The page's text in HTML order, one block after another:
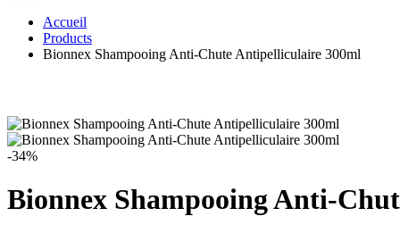
Accueil
Products
Bionnex Shampooing Anti-Chute Antipelliculaire 300ml
-34%
Bionnex Shampooing Anti-